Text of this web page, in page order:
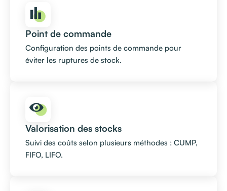
Point de commande
Configuration des points de commande pour
éviter les ruptures de stock.
Valorisation des stocks
Suivi des coûts selon plusieurs méthodes : CUMP,
FIFO, LIFO.